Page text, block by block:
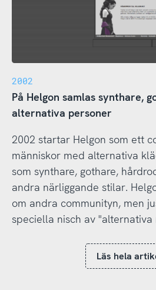
2002
På Helgon samlas synthare,
alternativa personer
2002 startar Helgon som ett
människor med alternativa
som synthare, gothare,
andra närliggande stilar.
om andra communityn, men
speciella nisch av "alternativa
Läs hela